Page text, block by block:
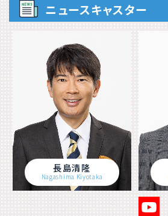
ニュースキャスター
長島清隆
Nagashima Kiyotaka